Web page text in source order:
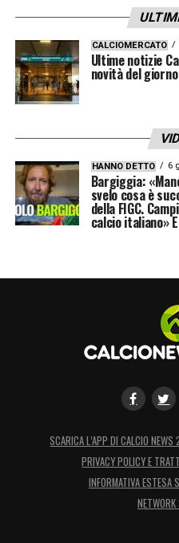
CALCIOMERCATO
Ultime notizie
novità del giorno
HANNO DETTO 6
Bargiggia:
svelo cosa è
della FIGC.
calcio italiano»
SCARICA L’APP DI CALCIO NEWS
PRIVACY POLICY E
INFORMATIVA ESTESA